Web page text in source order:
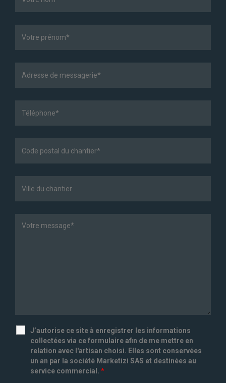
J’autorise ce site à enregistrer les informations
collectées via ce formulaire afin de me mettre en
relation avec l'artisan choisi. Elles sont conservées
un an par la société Marketizi SAS et destinées au
service commercial. *